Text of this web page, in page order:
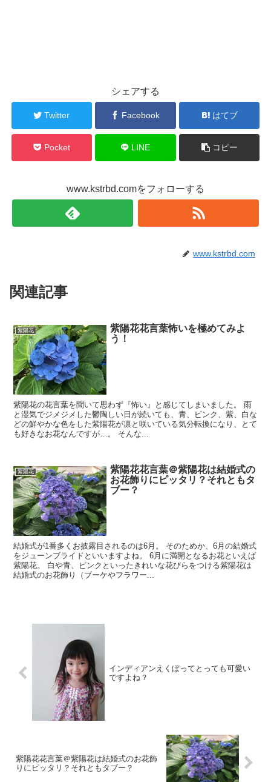
シェアする
Twitter Facebook はてブ
Pocket LINE コピー
www.kstrbd.comをフォローする
www.kstrbd.com
関連記事
紫陽花
紫陽花花言葉怖いを極めてみよ
う！
紫陽花の花言葉を聞いて思わず『怖い』と感じてしまいました。 雨
と湿気でジメジメした鬱陶しい日が続いても、青、ピンク、紫、白な
どの鮮やかな色をした紫陽花が凛と咲いている気分転換になり、とて
も好きなお花なんですが…。 そんな...
紫陽花
紫陽花花言葉＠紫陽花は結婚式の
お花飾りにピッタリ？それともタ
ブー？
結婚式が1番多くお披露目されるのは6月。 そのためか、6月の結婚式
をジューンブライドといいますよね。 6月に満開となるお花といえば
紫陽花。 白や青、ピンクといったきれいな花びらをつける紫陽花は
結婚式のお花飾り（ブーケやフラワー...
インディアンえくぼってとっても可愛い
ですよね？
紫陽花花言葉＠紫陽花は結婚式のお花飾
りにピッタリ？それともタブー？